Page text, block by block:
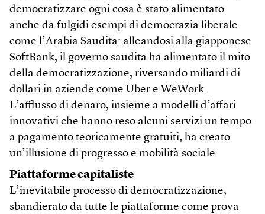
democratizzare ogni cosa è stato alimentato
anche da fulgidi esempi di democrazia liberale
come l’Arabia Saudita: alleandosi alla giapponese
SoftBank, il governo saudita ha alimentato il mito
della democratizzazione, riversando miliardi di
dollari in aziende come Uber e WeWork.
L’afflusso di denaro, insieme a modelli d’affari
innovativi che hanno reso alcuni servizi un tempo
a pagamento teoricamente gratuiti, ha creato
un’illusione di progresso e mobilità sociale.
Piattaforme capitaliste
L’inevitabile processo di democratizzazione,
sbandierato da tutte le piattaforme come prova